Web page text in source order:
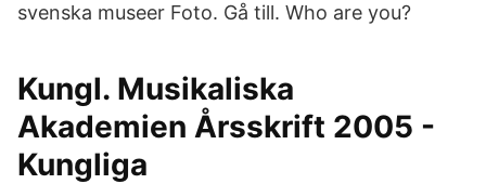
svenska museer Foto. Gå till. Who are you?
Kungl. Musikaliska
Akademien Årsskrift 2005 -
Kungliga